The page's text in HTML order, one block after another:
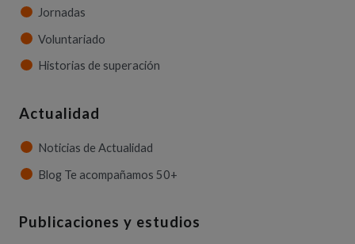
Jornadas
Voluntariado
Historias de superación
Actualidad
Noticias de Actualidad
Blog Te acompañamos 50+
Publicaciones y estudios